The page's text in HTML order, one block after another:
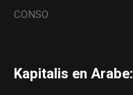
CONSO
Kapitalis en Arabe: